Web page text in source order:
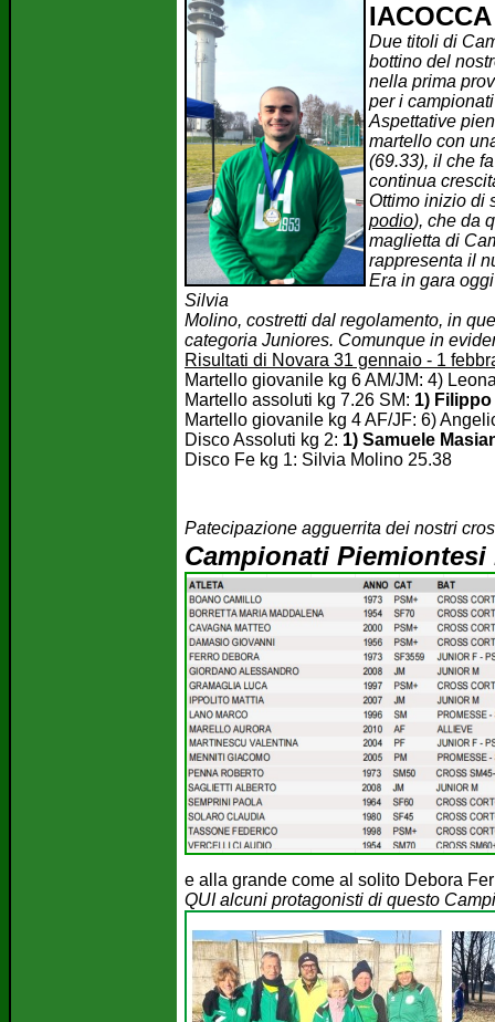
Due titoli di
bottino del
nella prima
per i
Aspettative
martello con
(69.33), il che
continua
Ottimo inizio di
podio), che da
maglietta di
rappresenta il
Era in gara
Silvia
Molino, costretti dal regolamento, in
categoria Juniores. Comunque in
Risultati di Novara 31 gennaio - 1
Martello giovanile kg 6 AM/JM: 4)
Martello assoluti kg 7.26 SM: 1)
Martello giovanile kg 4 AF/JF: 6)
Disco Assoluti kg 2: 1) Samuele
Disco Fe kg 1: Silvia Molino 25.38
Patecipazione agguerrita dei nostri
Campionati
e alla grande come al solito Debora
QUI alcuni protagonisti di questo